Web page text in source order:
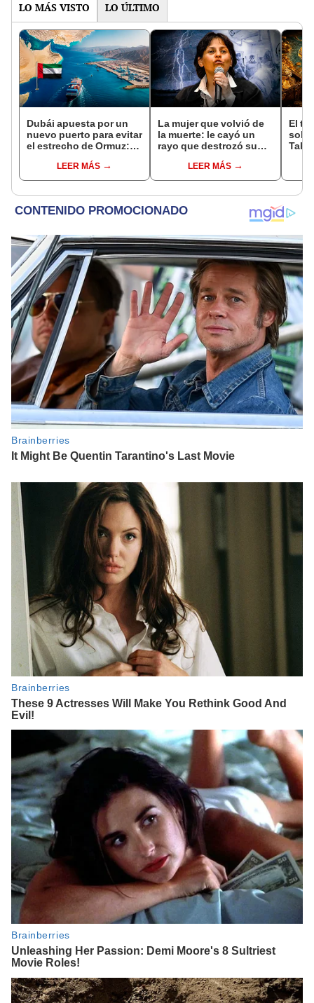
LO MÁS VISTO LO ÚLTIMO
Dubái apuesta por un
nuevo puerto para evitar
el estrecho de Ormuz:
capacidad y reforzará el
comercio mundial
LEER MÁS
La mujer que volvió de
la muerte: le cayó un
rayo que destrozó su
LEER MÁS
El